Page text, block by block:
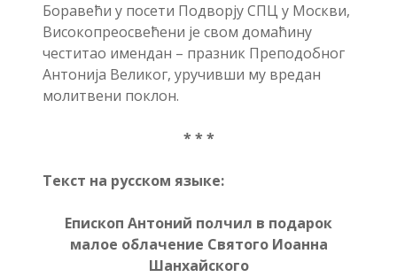
Боравећи у посети Подворју СПЦ у Москви,
Високопреосвећени је свом домаћину
честитао имендан – празник Преподобног
Антонија Великог, уручивши му вредан
молитвени поклон.
* * *
Текст на русском языке:
Епископ Антоний полчил в подарок
малое облачение Святого Иоанна
Шанхайского